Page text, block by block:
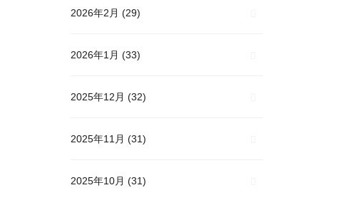
2026年2月 (29)
2026年1月 (33)
2025年12月 (32)
2025年11月 (31)
2025年10月 (31)